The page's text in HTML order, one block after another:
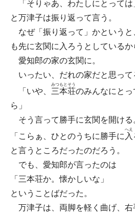
「そりゃあ、わたしにとっては
と万津子は振り返って言う。
なぜ「振り返って」かというと
も先に玄関に入ろうとしているか
愛知郎の家の玄関に。
いったい、だれの家だと思って
「いや、 三本
みつもと
荘
そう
のみんなにと
ら」
そう言って勝手に玄関を開ける
「こらぁ、ひとのうちに勝手に 入
へえ
と言うところだったのだろう。
でも、愛知郎が言ったのは
「三本荘か。懐かしいな」
ということばだった。
万津子は、両脚を軽く曲げ、右